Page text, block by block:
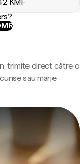
trimite direct către o
sau marje